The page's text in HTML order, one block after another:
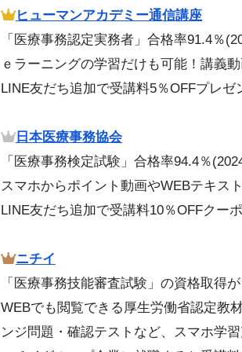
ヒューマンアカデミー通信講座
「医療事務認定実務者」合格率91.4％
ｅラーニングの学習だけも可能！講義
LINE友だち追加で受講料5％OFFプレゼ
日本医療事務協会
「医療事務検定試験」合格率94.4％
スマホからポイント動画やWEBテキス
LINE友だち追加で受講料10％OFFクー
ニチイ
「医療事務技能審査試験」の資格取得
WEBでも閲覧できる厚生労働省認定教
ンジ問題・確認テストなど、スマホ学